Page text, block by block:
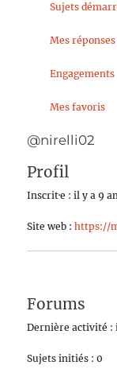
Sujets
Mes réponses
Engagements
Mes favoris
@nirelli02
Profil
Inscrit·e : il y a 9
Site web :https://
Forums
Dernière activité :
Sujets initiés : 0